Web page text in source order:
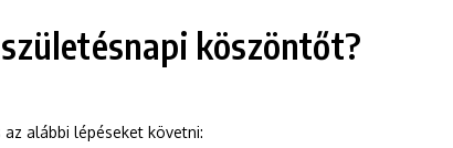
köszöntőt?
alábbi lépéseket követni: